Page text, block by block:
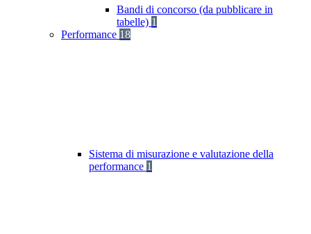
Bandi di concorso (da pubblicare in
tabelle) 1
Performance 18
Sistema di misurazione e valutazione della
performance 1